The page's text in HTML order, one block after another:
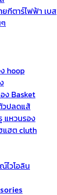
ยกีตาร์ไฟฟ้า เบส
hoop
ง Basket
วปลดแส้
แหวนรอง
แฮต cluth
ไวโอลิน